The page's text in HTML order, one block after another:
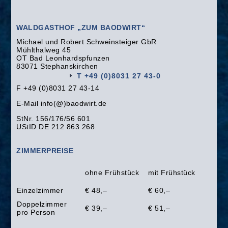
WALDGASTHOF „ZUM BAODWIRT“
Michael und Robert Schweinsteiger GbR
Mühlthalweg 45
OT Bad Leonhardspfunzen
83071 Stephanskirchen
T +49 (0)8031 27 43-0
F +49 (0)8031 27 43-14
E-Mail info(@)baodwirt.de
StNr. 156/176/56 601
UStID DE 212 863 268
ZIMMERPREISE
ohne Frühstück mit Frühstück
Einzelzimmer € 48,–
€ 60,–
Doppelzimmer
pro Person
€ 39,– € 51,–